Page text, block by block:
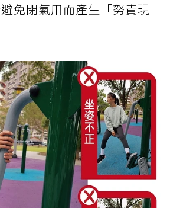
免閉氣用而產生「努責現